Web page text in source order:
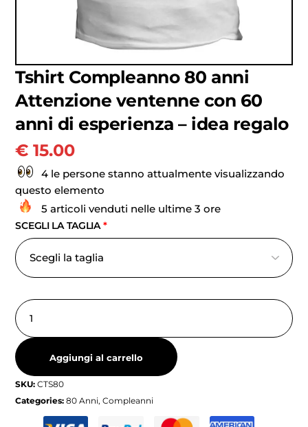
Tshirt Compleanno 80 anni
Attenzione ventenne con 60
anni di esperienza – idea regalo
€ 15.00
4 le persone stanno attualmente visualizzando
questo elemento
5 articoli venduti nelle ultime 3 ore
SCEGLI LA TAGLIA*
Aggiungi al carrello
SKU:CTS80
Categories:80 Anni,Compleanni